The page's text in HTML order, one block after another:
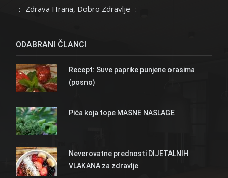
-:- Zdrava Hrana, Dobro Zdravlje -:-
ODABRANI ČLANCI
Recept: Suve paprike punjene orasima
(posno)
Pića koja tope MASNE NASLAGE
Neverovatne prednosti DIJETALNIH
VLAKANA za zdravlje